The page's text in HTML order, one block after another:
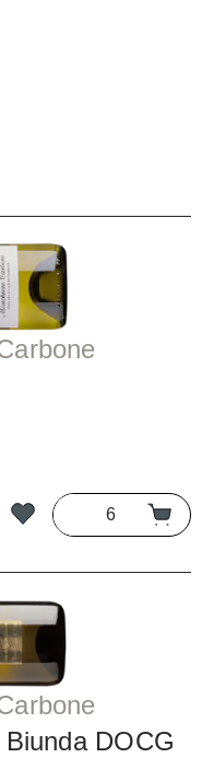
DOCG